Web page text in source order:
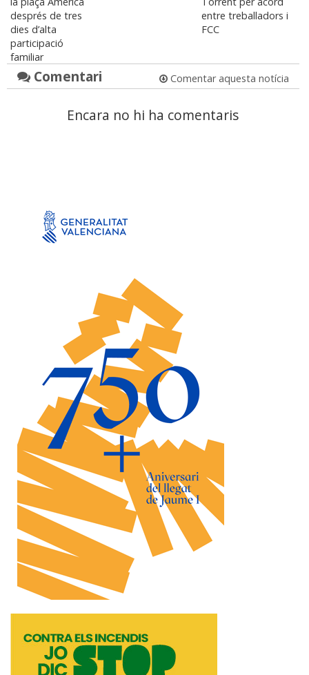
després de tres
dies d’alta
participació
familiar
entre treballadors i
FCC
Comentari Comentar aquesta notícia
Encara no hi ha comentaris